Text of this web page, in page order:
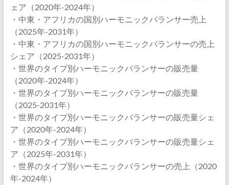
ェア（2020年-2024年）
・中東・アフリカの国別ハーモニックバランサー売上
（2025年-2031年）
・中東・アフリカの国別ハーモニックバランサーの売上
シェア（2025-2031年）
・世界のタイプ別ハーモニックバランサーの販売量
（2020年-2024年）
・世界のタイプ別ハーモニックバランサーの販売量
（2025-2031年）
・世界のタイプ別ハーモニックバランサーの販売量シェ
ア（2020年-2024年）
・世界のタイプ別ハーモニックバランサーの販売量シェ
ア（2025年-2031年）
・世界のタイプ別ハーモニックバランサーの売上（2020
年-2024年）